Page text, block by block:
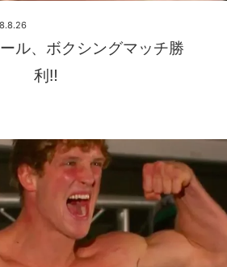
ル、ボクシングマッチ勝
利‼